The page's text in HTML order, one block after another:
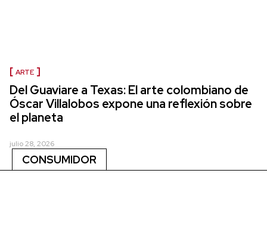
ARTE
Del Guaviare a Texas: El arte colombiano de
Óscar Villalobos expone una reflexión sobre
el planeta
julio 28, 2026
CONSUMIDOR